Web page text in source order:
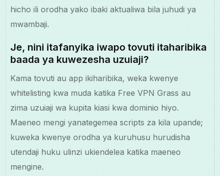
hicho ili orodha yako ibaki aktualiwa bila juhudi ya
mwambaji.
Je, nini itafanyika iwapo tovuti itaharibika
baada ya kuwezesha uzuiaji?
Kama tovuti au app ikiharibika, weka kwenye
whitelisting kwa muda katika Free VPN Grass au
zima uzuiaji wa kupita kiasi kwa dominio hiyo.
Maeneo mengi yanategemea scripts za kila upande;
kuweka kwenye orodha ya kuruhusu hurudisha
utendaji huku ulinzi ukiendelea katika maeneo
mengine.